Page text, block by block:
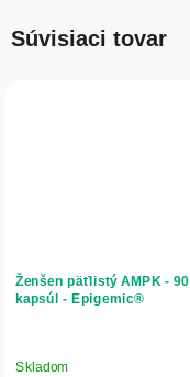
Súvisiaci tovar
Ženšen päťlistý AMPK - 90
kapsúl - Epigemic®
Skladom